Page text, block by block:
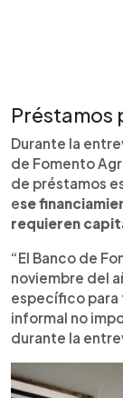
Préstamos
Durante la
de Fomento
de préstamos
ese
requieren
“El Banco de
noviembre del
específico para
informal no
durante la